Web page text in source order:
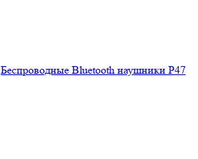
Беспроводные Bluetooth наушники P47